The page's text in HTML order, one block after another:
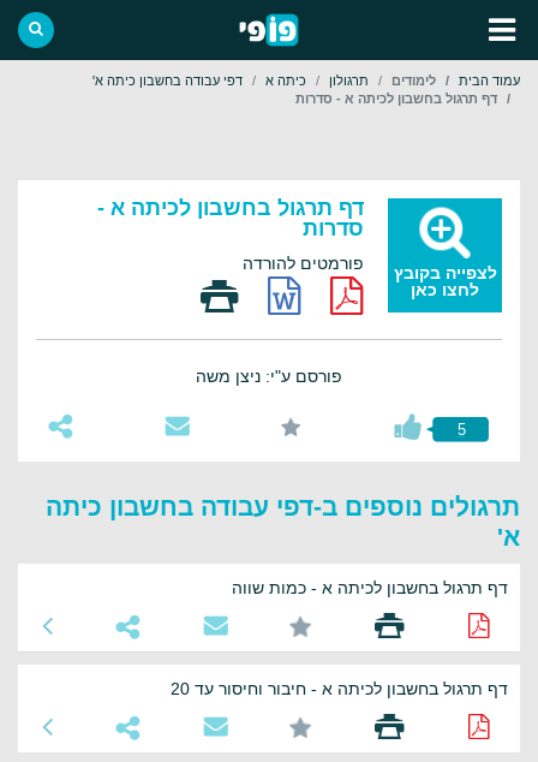
עמוד הבית לימודים תרגולון כיתה א
דפי עבודה בחשבון כיתה א'
דף תרגול בחשבון לכיתה א - סדרות
לצפייה בקובץ
לחצו כאן
דף תרגול בחשבון לכיתה א -
סדרות
פורמטים להורדה
פורסם ע"י: ניצן משה
5
תרגולים נוספים ב-דפי עבודה בחשבון כיתה
א'
דף תרגול בחשבון לכיתה א - כמות שווה
דף תרגול בחשבון לכיתה א - חיבור וחיסור עד 20